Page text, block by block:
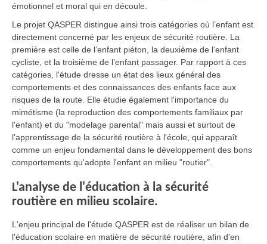
émotionnel et moral qui en découle.
Le projet QASPER distingue ainsi trois catégories où l’enfant est
directement concerné par les enjeux de sécurité routière. La
première est celle de l’enfant piéton, la deuxième de l’enfant
cycliste, et la troisième de l’enfant passager. Par rapport à ces
catégories, l'étude dresse un état des lieux général des
comportements et des connaissances des enfants face aux
risques de la route. Elle étudie également l'importance du
mimétisme (la reproduction des comportements familiaux par
l'enfant) et du "modelage parental" mais aussi et surtout de
l'apprentissage de la sécurité routière à l'école, qui apparaît
comme un enjeu fondamental dans le développement des bons
comportements qu'adopte l'enfant en milieu "routier".
L'analyse de l'éducation à la sécurité
routière en milieu scolaire.
L'enjeu principal de l'étude QASPER est de réaliser un bilan de
l'éducation scolaire en matière de sécurité routière, afin d'en